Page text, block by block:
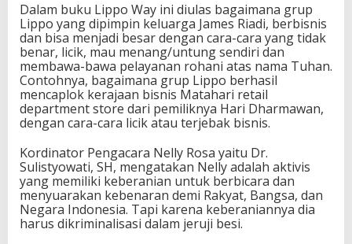
Dalam buku Lippo Way ini diulas bagaimana grup
Lippo yang dipimpin keluarga James Riadi, berbisnis
dan bisa menjadi besar dengan cara-cara yang tidak
benar, licik, mau menang/untung sendiri dan
membawa-bawa pelayanan rohani atas nama Tuhan.
Contohnya, bagaimana grup Lippo berhasil
mencaplok kerajaan bisnis Matahari retail
department store dari pemiliknya Hari Dharmawan,
dengan cara-cara licik atau terjebak bisnis.
Kordinator Pengacara Nelly Rosa yaitu Dr.
Sulistyowati, SH, mengatakan Nelly adalah aktivis
yang memiliki keberanian untuk berbicara dan
menyuarakan kebenaran demi Rakyat, Bangsa, dan
Negara Indonesia. Tapi karena keberaniannya dia
harus dikriminalisasi dalam jeruji besi.